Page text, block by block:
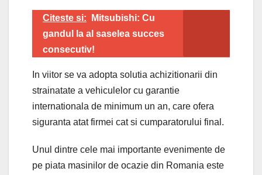
Citeste si:
Mitsubishi: Cu
gandul la al saselea succes
consecutiv!
In viitor se va adopta solutia achizitionarii din
strainatate a vehiculelor cu garantie
internationala de minimum un an, care ofera
siguranta atat firmei cat si cumparatorului final.
Unul dintre cele mai importante evenimente de
pe piata masinilor de ocazie din Romania este